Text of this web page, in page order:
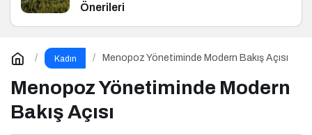
Önerileri
Kadın Menopoz Yönetiminde Modern Bakış Açısı
Menopoz Yönetiminde Modern
Bakış Açısı